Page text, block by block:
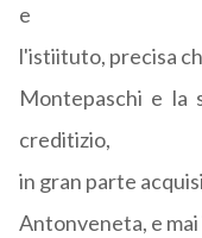
e
l'istiituto, precisa
Montepaschi e la
creditizio,
in gran parte
Antonveneta, e